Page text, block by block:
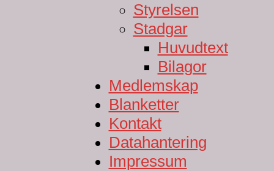
Styrelsen
Stadgar
Huvudtext
Bilagor
Medlemskap
Blanketter
Kontakt
Datahantering
Impressum